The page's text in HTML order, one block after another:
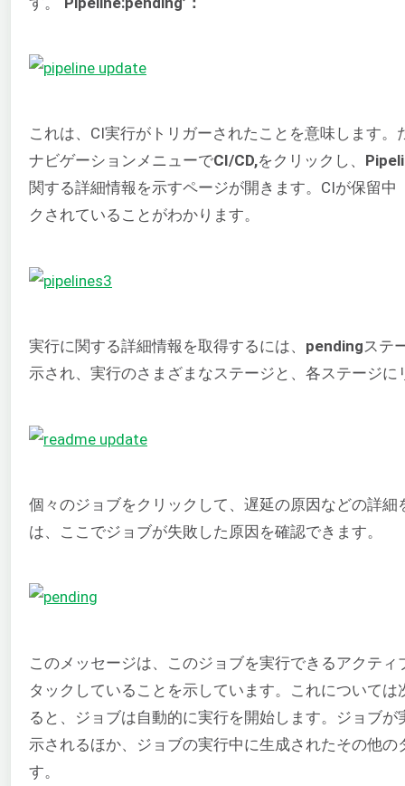
これは、CI実行がトリガーされたことを意味します
ナビゲーションメニューでCI/CD,をクリックし、
関する詳細情報を示すページが開きます。CIが保留
クされていることがわかります。
実行に関する詳細情報を取得するには、 pendingステ
示され、実行のさまざまなステージと、各ステージ
個々のジョブをクリックして、遅延の原因などの詳
は、ここでジョブが失敗した原因を確認できます。
このメッセージは、このジョブを実行できるアクテ
タックしていることを示しています。これについて
ると、ジョブは自動的に実行を開始します。ジョブ
示されるほか、ジョブの実行中に生成されたその他
す。